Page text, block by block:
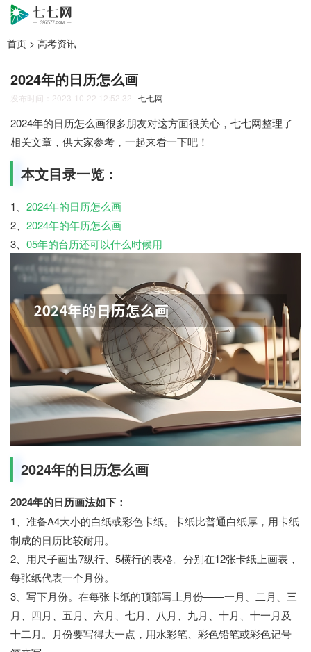
首页 > 高考资讯
2024年的日历怎么画
发布时间：2023-10-22 12:52:32 | 七七网
2024年的日历怎么画很多朋友对这方面很关心，七七网整理了
相关文章，供大家参考，一起来看一下吧！
本文目录一览：
1、 2024年的日历怎么画
2、 2024年的年历怎么画
3、 05年的台历还可以什么时候用
2024年的日历怎么画
2024年的日历画法如下：
1、准备A4大小的白纸或彩色卡纸。卡纸比普通白纸厚，用卡纸
制成的日历比较耐用。
2、用尺子画出7纵行、5横行的表格。分别在12张卡纸上画表，
每张纸代表一个月份。
3、写下月份。在每张卡纸的顶部写上月份——一月、二月、三
月、四月、五月、六月、七月、八月、九月、十月、十一月及
十二月。月份要写得大一点，用水彩笔、彩色铅笔或彩色记号